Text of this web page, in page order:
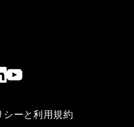
シーと利用規約